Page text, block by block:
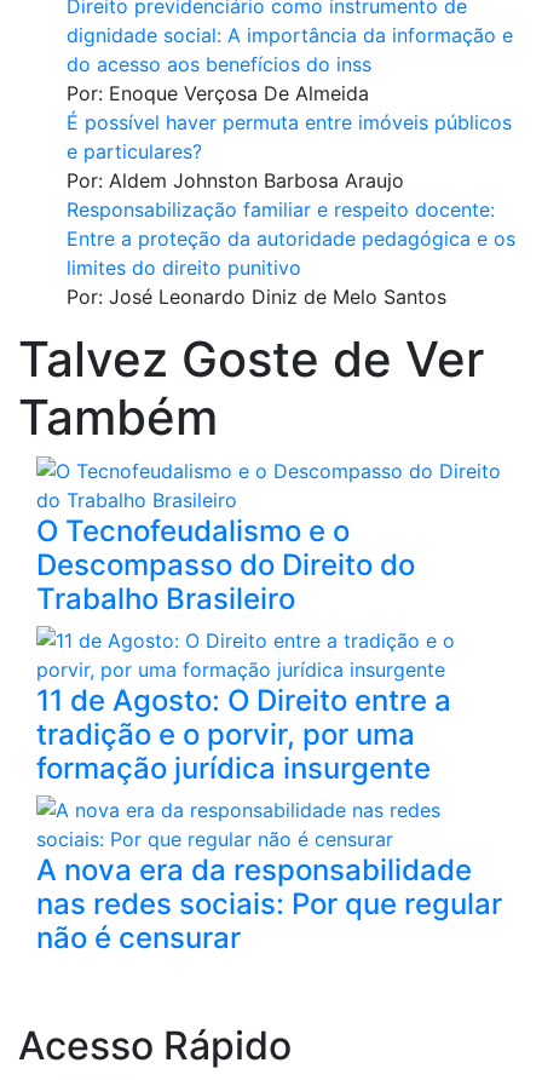
Direito previdenciário como instrumento de
dignidade social: A importância da informação e
do acesso aos benefícios do inss
Por: Enoque Verçosa De Almeida
É possível haver permuta entre imóveis públicos
e particulares?
Por: Aldem Johnston Barbosa Araujo
Responsabilização familiar e respeito docente:
Entre a proteção da autoridade pedagógica e os
limites do direito punitivo
Por: José Leonardo Diniz de Melo Santos
Talvez Goste de Ver
Também
O Tecnofeudalismo e o
Descompasso do Direito do
Trabalho Brasileiro
11 de Agosto: O Direito entre a
tradição e o porvir, por uma
formação jurídica insurgente
A nova era da responsabilidade
nas redes sociais: Por que regular
não é censurar
Acesso Rápido